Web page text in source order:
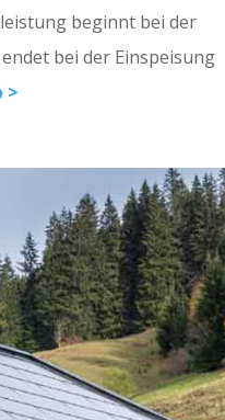
beginnt bei der
bei der Einspeisung
>